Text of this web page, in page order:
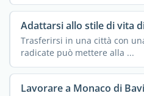
Adattarsi allo stile di vita
Trasferirsi in una città con
radicate può mettere alla ...
Lavorare a Monaco di